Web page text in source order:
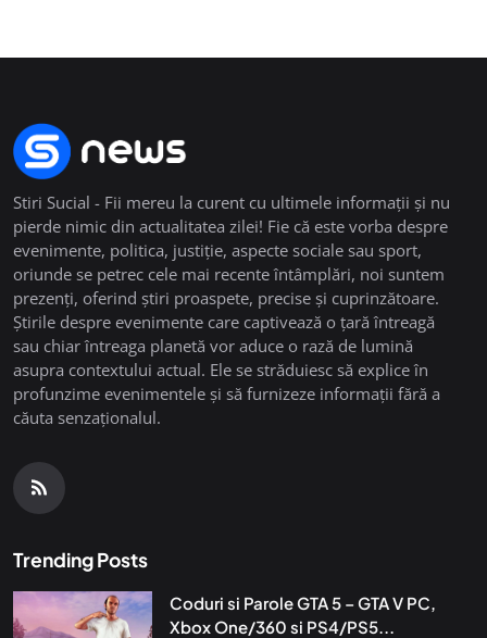
Stiri Sucial - Fii mereu la curent cu ultimele informații și nu
pierde nimic din actualitatea zilei! Fie că este vorba despre
evenimente, politica, justiție, aspecte sociale sau sport,
oriunde se petrec cele mai recente întâmplări, noi suntem
prezenți, oferind știri proaspete, precise și cuprinzătoare.
Știrile despre evenimente care captivează o țară întreagă
sau chiar întreaga planetă vor aduce o rază de lumină
asupra contextului actual. Ele se străduiesc să explice în
profunzime evenimentele și să furnizeze informații fără a
căuta senzaționalul.
Trending Posts
Coduri si Parole GTA 5 – GTA V PC,
Xbox One/360 si PS4/PS5...